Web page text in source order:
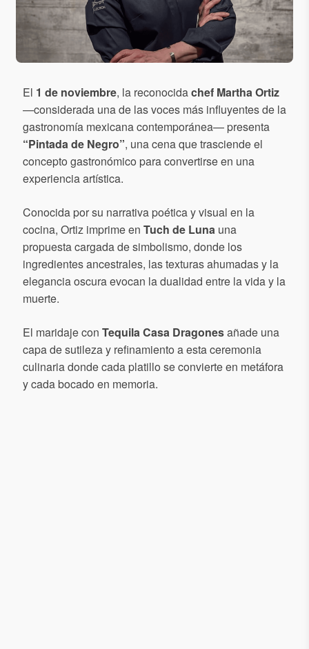
El 1 de noviembre, la reconocidachef Martha Ortiz
—considerada una de las voces más influyentes de la
gastronomía mexicana contemporánea— presenta
“Pintada de Negro”, una cena que trasciende el
concepto gastronómico para convertirse en una
experiencia artística.
Conocida por su narrativa poética y visual en la
cocina, Ortiz imprime en Tuch de Luna una
propuesta cargada de simbolismo, donde los
ingredientes ancestrales, las texturas ahumadas y la
elegancia oscura evocan la dualidad entre la vida y la
muerte.
El maridaje con Tequila Casa Dragonesañade una
capa de sutileza y refinamiento a esta ceremonia
culinaria donde cada platillo se convierte en metáfora
y cada bocado en memoria.